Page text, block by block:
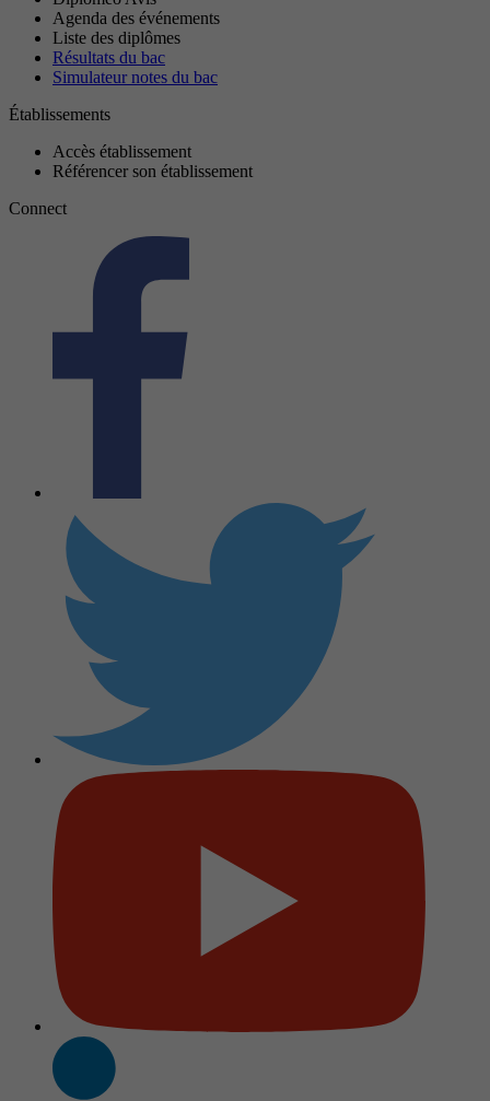
Agenda des événements
Liste des diplômes
Résultats du bac
Simulateur notes du bac
Établissements
Accès établissement
Référencer son établissement
Connect